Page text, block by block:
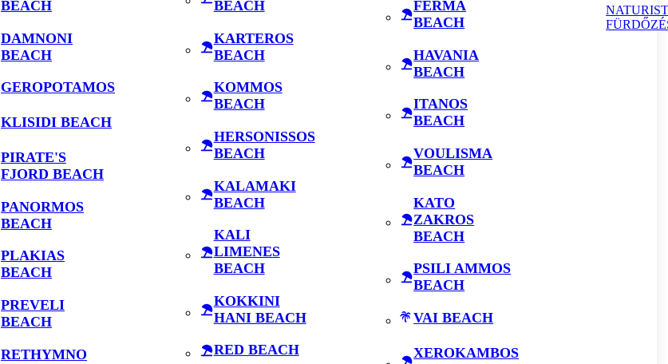
BEACH
DAMNONI
BEACH
GEROPOTAMOS
KLISIDI BEACH
PIRATE'S
FJORD BEACH
PANORMOS
BEACH
PLAKIAS
BEACH
PREVELI
BEACH
RETHYMNO
BEACH
KARTEROS
BEACH
KOMMOS
BEACH
HERSONISSOS
BEACH
KALAMAKI
BEACH
KALI
LIMENES
BEACH
KOKKINI
HANI BEACH
RED BEACH
FERMA
BEACH
HAVANIA
BEACH
ITANOS
BEACH
VOULISMA
BEACH
KATO
ZAKROS
BEACH
PSILI AMMOS
BEACH
VAI BEACH
XEROKAMBOS